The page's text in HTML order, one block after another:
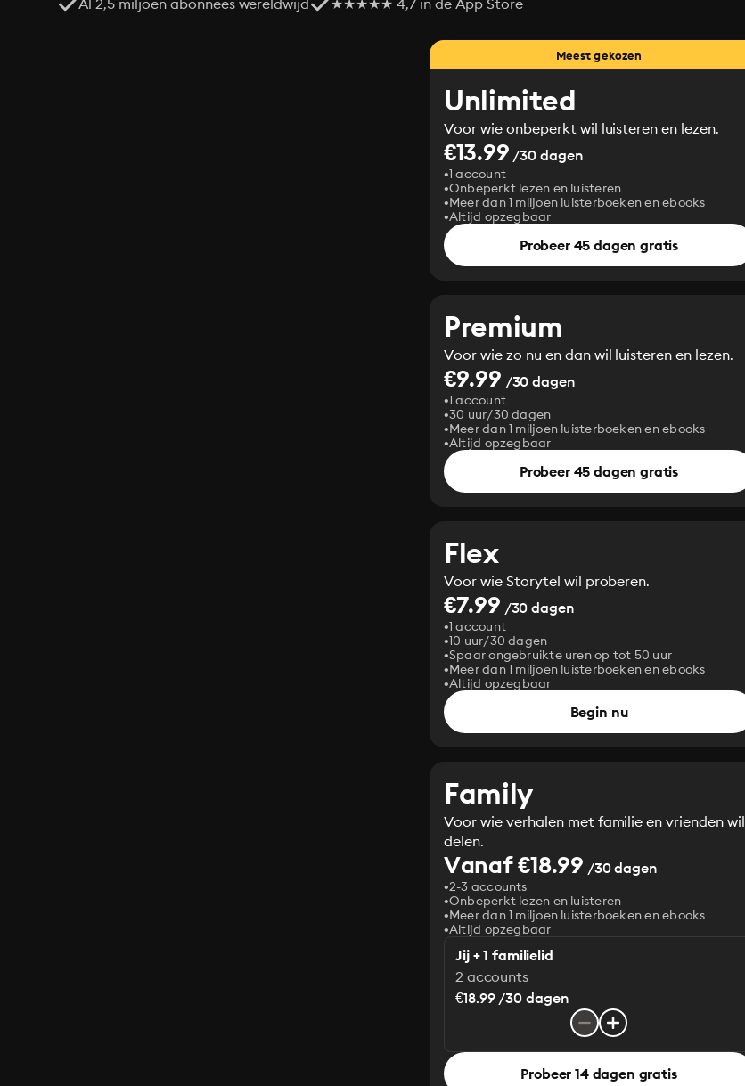
Al 2,5 miljoen abonnees wereldwijd
★★★★★ 4,7 in de App Store
Meest gekozen
Unlimited
Voor wie onbeperkt wil luisteren en lezen.
€13.99 /30 dagen
1 account
Onbeperkt lezen en luisteren
Meer dan 1 miljoen luisterboeken en ebooks
Altijd opzegbaar
Probeer 45 dagen gratis
Premium
Voor wie zo nu en dan wil luisteren en lezen.
€9.99 /30 dagen
1 account
30 uur/30 dagen
Meer dan 1 miljoen luisterboeken en ebooks
Altijd opzegbaar
Probeer 45 dagen gratis
Flex
Voor wie Storytel wil proberen.
€7.99 /30 dagen
1 account
10 uur/30 dagen
Spaar ongebruikte uren op tot 50 uur
Meer dan 1 miljoen luisterboeken en ebooks
Altijd opzegbaar
Begin nu
Family
Voor wie verhalen met familie en vrienden wil
delen.
Vanaf €18.99 /30 dagen
2-3 accounts
Onbeperkt lezen en luisteren
Meer dan 1 miljoen luisterboeken en ebooks
Altijd opzegbaar
Jij + 1 familielid
2 accounts
€18.99 /30 dagen
Probeer 14 dagen gratis